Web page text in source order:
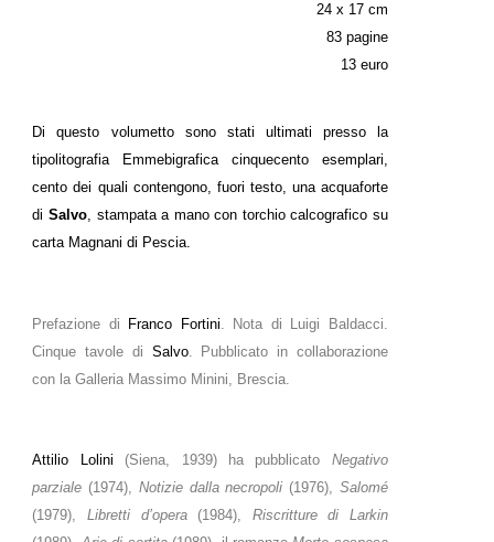
24 x 17 cm
83 pagine
13 euro
Di questo volumetto sono stati ultimati presso la
tipolitografia Emmebigrafica cinquecento esemplari,
cento dei quali contengono, fuori testo, una acquaforte
di Salvo, stampata a mano con torchio calcografico su
carta Magnani di Pescia.
Prefazione di Franco Fortini . Nota di Luigi Baldacci.
Cinque tavole di Salvo. Pubblicato in collaborazione
con la Galleria Massimo Minini, Brescia.
Attilio Lolini (Siena, 1939) ha pubblicato Negativo
parziale (1974), Notizie dalla necropoli (1976), Salomé
(1979), Libretti d’opera(1984), Riscritture di Larkin